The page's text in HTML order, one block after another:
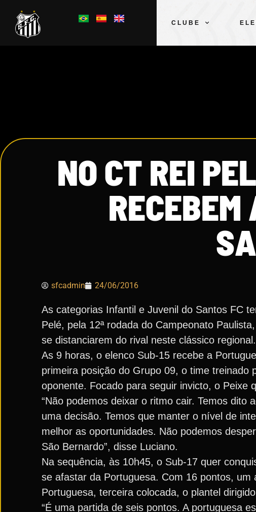
CLUBE
NO CT REI
RECEBEM
sfcadmin 24/06/2016
As categorias Infantil e Juvenil do Santos FC
Pelé, pela 12ª rodada do Campeonato
se distanciarem do rival neste clássico regional.
As 9 horas, o elenco Sub-15 recebe a
primeira posição do Grupo 09, o time treinado
oponente. Focado para seguir invicto, o Peixe
“Não podemos deixar o ritmo cair. Temos dito
uma decisão. Temos que manter o nível de
melhor as oportunidades. Não podemos
São Bernardo”, disse Luciano.
Na sequência, às 10h45, o Sub-17 quer
se afastar da Portuguesa. Com 16 pontos,
Portuguesa, terceira colocada, o plantel
“É uma partida de seis pontos. A portuguesa